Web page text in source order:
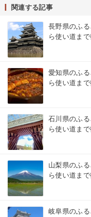
関連する記事
長野県のふ
ら使い道まで
愛知県のふ
ら使い道まで
石川県のふ
ら使い道まで
山梨県のふ
ら使い道まで
岐阜県のふ